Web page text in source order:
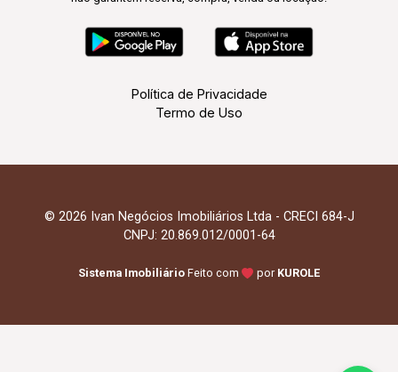
Política de Privacidade
Termo de Uso
© 2026 Ivan Negócios Imobiliários Ltda - CRECI 684-J
CNPJ: 20.869.012/0001-64
Sistema Imobiliário Feito com por KUROLE